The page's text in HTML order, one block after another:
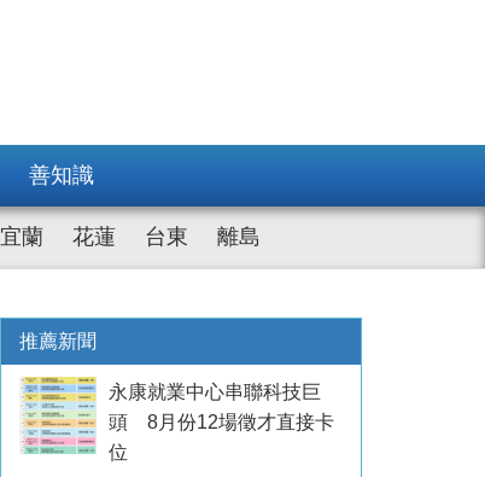
善知識
宜蘭 花蓮 台東 離島
推薦新聞
永康就業中心串聯科技巨
頭 8月份12場徵才直接卡
位